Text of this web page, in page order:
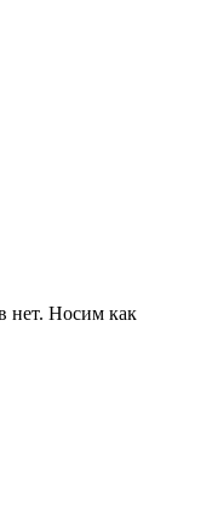
нет. Носим как